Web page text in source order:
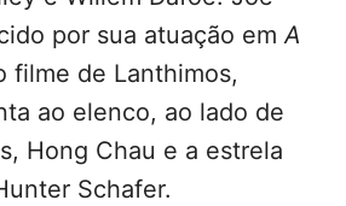
por sua atuação emA
filme de Lanthimos,
ao elenco, ao lado de
Hong Chau e a estrela
Schafer.